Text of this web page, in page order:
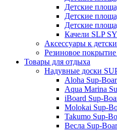
Детские
Детские
Детские
Качели SLP
Аксессуары к
Резиновое
Товары для отдыха
Надувные доски
Aloha Sup-
Aqua Marina
iBoard Sup-
Molokai Sup-
Takumo Sup-
Весла Sup-